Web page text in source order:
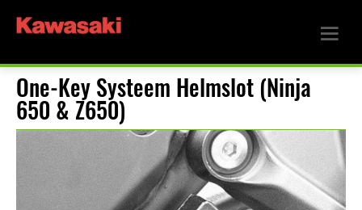
One-Key Systeem Helmslot (Ninja
650 & Z650)